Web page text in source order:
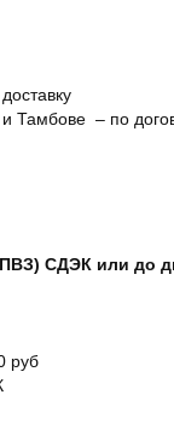
Тамбове – по
СДЭК или до
руб